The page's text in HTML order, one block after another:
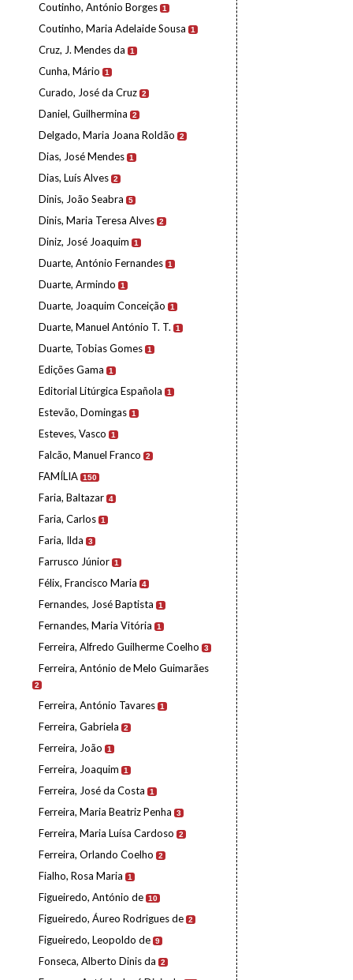
Coutinho, António Borges 1
Coutinho, Maria Adelaide Sousa 1
Cruz, J. Mendes da 1
Cunha, Mário 1
Curado, José da Cruz 2
Daniel, Guilhermina 2
Delgado, Maria Joana Roldão 2
Dias, José Mendes 1
Dias, Luís Alves 2
Dinis, João Seabra 5
Dinis, Maria Teresa Alves 2
Diniz, José Joaquim 1
Duarte, António Fernandes 1
Duarte, Armindo 1
Duarte, Joaquim Conceição 1
Duarte, Manuel António T. T. 1
Duarte, Tobias Gomes 1
Edições Gama 1
Editorial Litúrgica Española 1
Estevão, Domingas 1
Esteves, Vasco 1
Falcão, Manuel Franco 2
FAMÍLIA 150
Faria, Baltazar 4
Faria, Carlos 1
Faria, Ilda 3
Farrusco Júnior 1
Félix, Francisco Maria 4
Fernandes, José Baptista 1
Fernandes, Maria Vitória 1
Ferreira, Alfredo Guilherme Coelho 3
Ferreira, António de Melo Guimarães
2
Ferreira, António Tavares 1
Ferreira, Gabriela 2
Ferreira, João 1
Ferreira, Joaquim 1
Ferreira, José da Costa 1
Ferreira, Maria Beatriz Penha 3
Ferreira, Maria Luísa Cardoso 2
Ferreira, Orlando Coelho 2
Fialho, Rosa Maria 1
Figueiredo, António de 10
Figueiredo, Áureo Rodrigues de 2
Figueiredo, Leopoldo de 9
Fonseca, Alberto Dinis da 2